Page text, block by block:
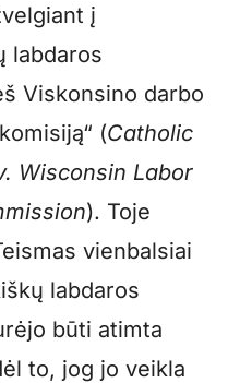
į
labdaros
Viskonsino darbo
(Catholic
Wisconsin Labor
). Toje
vienbalsiai
labdaros
būti atimta
to, jog jo veikla